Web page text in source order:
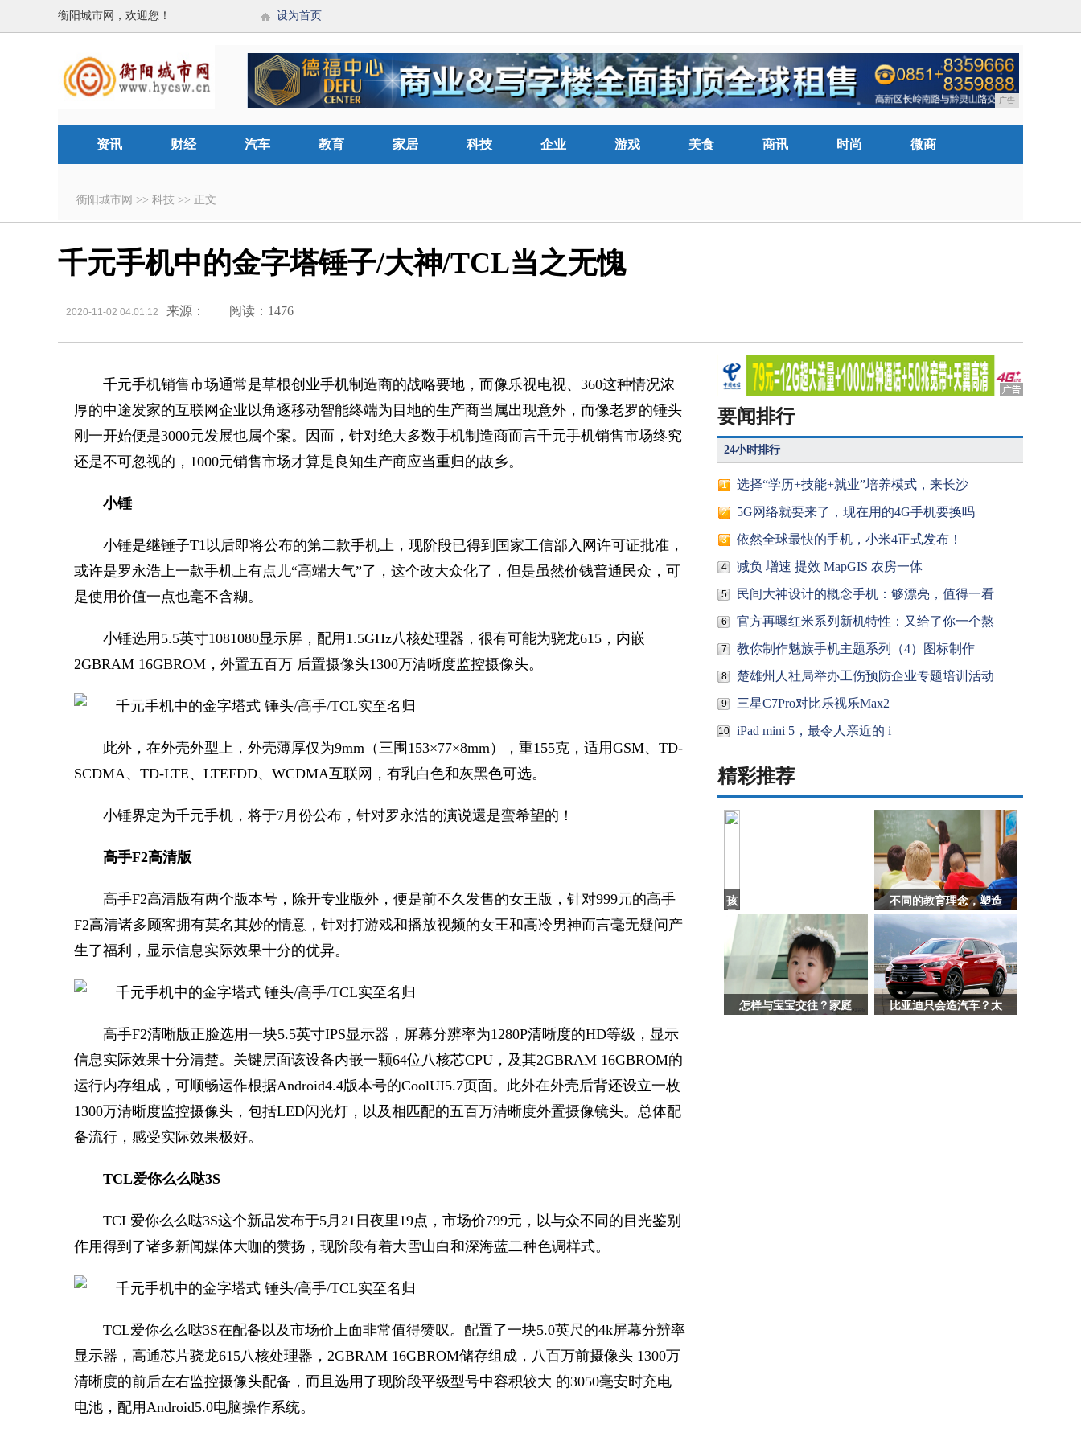
衡阳城市网，欢迎您！ 设为首页
广告
资讯 财经 汽车 教育 家居 科技 企业 游戏 美食 商讯 时尚 微商
衡阳城市网 >> 科技 >> 正文
千元手机中的金字塔锤子/大神/TCL当之无愧
2020-11-02 04:01:12 来源： 阅读：1476
千元手机销售市场通常是草根创业手机制造商的战略要地，而像乐视电视、360这种情况浓
厚的中途发家的互联网企业以角逐移动智能终端为目地的生产商当属出现意外，而像老罗的锤头
刚一开始便是3000元发展也属个案。因而，针对绝大多数手机制造商而言千元手机销售市场终究
还是不可忽视的，1000元销售市场才算是良知生产商应当重归的故乡。
小锤
小锤是继锤子T1以后即将公布的第二款手机上，现阶段已得到国家工信部入网许可证批准，
或许是罗永浩上一款手机上有点儿“高端大气”了，这个改大众化了，但是虽然价钱普通民众，可
是使用价值一点也毫不含糊。
小锤选用5.5英寸1081080显示屏，配用1.5GHz八核处理器，很有可能为骁龙615，内嵌
2GBRAM 16GBROM，外置五百万 后置摄像头1300万清晰度监控摄像头。
此外，在外壳外型上，外壳薄厚仅为9mm（三围153×77×8mm），重155克，适用GSM、TD-
SCDMA、TD-LTE、LTEFDD、WCDMA互联网，有乳白色和灰黑色可选。
小锤界定为千元手机，将于7月份公布，针对罗永浩的演说還是蛮希望的！
高手F2高清版
高手F2高清版有两个版本号，除开专业版外，便是前不久发售的女王版，针对999元的高手
F2高清诸多顾客拥有莫名其妙的情意，针对打游戏和播放视频的女王和高冷男神而言毫无疑问产
生了福利，显示信息实际效果十分的优异。
高手F2清晰版正脸选用一块5.5英寸IPS显示器，屏幕分辨率为1280P清晰度的HD等级，显示
信息实际效果十分清楚。关键层面该设备内嵌一颗64位八核芯CPU，及其2GBRAM 16GBROM的
运行内存组成，可顺畅运作根据Android4.4版本号的CoolUI5.7页面。此外在外壳后背还设立一枚
1300万清晰度监控摄像头，包括LED闪光灯，以及相匹配的五百万清晰度外置摄像镜头。总体配
备流行，感受实际效果极好。
TCL爱你么么哒3S
TCL爱你么么哒3S这个新品发布于5月21日夜里19点，市场价799元，以与众不同的目光鉴别
作用得到了诸多新闻媒体大咖的赞扬，现阶段有着大雪山白和深海蓝二种色调样式。
TCL爱你么么哒3S在配备以及市场价上面非常值得赞叹。配置了一块5.0英尺的4k屏幕分辨率
显示器，高通芯片骁龙615八核处理器，2GBRAM 16GBROM储存组成，八百万前摄像头 1300万
清晰度的前后左右监控摄像头配备，而且选用了现阶段平级型号中容积较大 的3050毫安时充电
电池，配用Android5.0电脑操作系统。
要闻排行
24小时排行
1 选择“学历+技能+就业”培养模式，来长沙
2 5G网络就要来了，现在用的4G手机要换吗
3 依然全球最快的手机，小米4正式发布！
4 减负 增速 提效 MapGIS 农房一体
5 民间大神设计的概念手机：够漂亮，值得一看
6 官方再曝红米系列新机特性：又给了你一个熬
7 教你制作魅族手机主题系列（4）图标制作
8 楚雄州人社局举办工伤预防企业专题培训活动
9 三星C7Pro对比乐视乐Max2
10 iPad mini 5，最令人亲近的 i
精彩推荐
孩
子
撕
钱，
家
长
做
不同的教育理念，塑造
怎样与宝宝交往？家庭 比亚迪只会造汽车？太